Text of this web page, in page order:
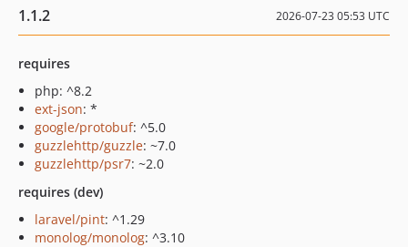
1.1.2 2026-07-23 05:53 UTC
requires
php: ^8.2
ext-json: *
google/protobuf: ^5.0
guzzlehttp/guzzle: ~7.0
guzzlehttp/psr7: ~2.0
requires (dev)
laravel/pint: ^1.29
monolog/monolog: ^3.10